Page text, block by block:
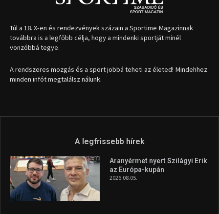
Túl a 18. X-en és rendezvények százain a Sportime Magazinnak
továbbra is a legfőbb célja, hogy a mindenki sportját minél
vonzóbbá tegye.
A rendszeres mozgás és a sport jobbá teheti az életed! Mindehhez
minden infót megtalálsz nálunk.
A legfrissebb hírek
Aranyérmet nyert Szilágyi Erik
az Európa-kupán
2026.08.05.